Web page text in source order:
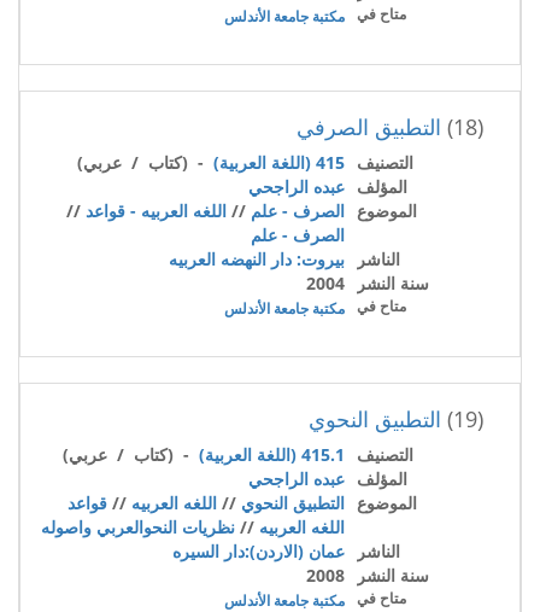
متاح في مكتبة جامعة الأندلس
(18) التطبيق الصرفي
التصنيف 415 (اللغة العربية)
- (كتاب / عربي)
المؤلف عبده الراجحي
الموضوع الصرف - علم // اللغه العربيه - قواعد //
الصرف - علم
الناشر
بيروت: دار النهضه العربيه
سنة النشر
2004
متاح في مكتبة جامعة الأندلس
(19) التطبيق النحوي
التصنيف 415.1 (اللغة العربية)
- (كتاب / عربي)
المؤلف عبده الراجحي
الموضوع التطبيق النحوي // اللغه العربيه // قواعد
اللغه العربيه // نظريات النحوالعربي واصوله
الناشر
عمان (الاردن):دار السيره
سنة النشر
2008
متاح في مكتبة جامعة الأندلس